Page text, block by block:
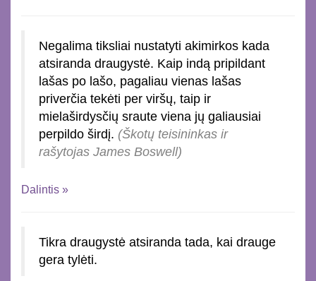
Negalima tiksliai nustatyti akimirkos kada
atsiranda draugystė. Kaip indą pripildant
lašas po lašo, pagaliau vienas lašas
priverčia tekėti per viršų, taip ir
mielaširdysčių sraute viena jų galiausiai
perpildo širdį. (Škotų teisininkas ir
rašytojas James Boswell)
Dalintis »
Tikra draugystė atsiranda tada, kai drauge
gera tylėti.